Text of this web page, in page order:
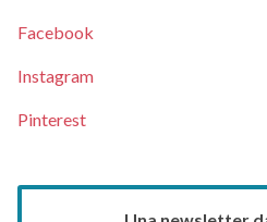
Facebook
Instagram
Pinterest